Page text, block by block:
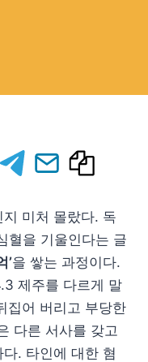
미처 몰랐다. 독
혈을 기울인다는 글
’을 쌓는 과정이다.
제주를 다르게 말
집어 버리고 부당한
다른 서사를 갖고
. 타인에 대한 혐